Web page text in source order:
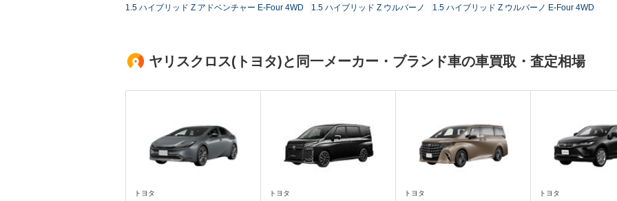
1.5 ハイブリッド Z アドベンチャー E-Four 4WD
1.5 ハイブリッド Z ウルバーノ 1.5 ハイブリッド Z ウルバーノ E-Four 4WD
ヤリスクロス(トヨタ)と同一メーカー・ブランド車の車買取・査定相場
トヨタ トヨタ トヨタ トヨタ